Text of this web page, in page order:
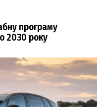
програму
2030 року